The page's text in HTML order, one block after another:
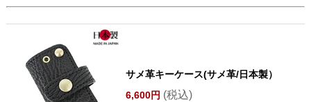
サメ革キーケース(サメ革/日本製）
6,600円 (税込)